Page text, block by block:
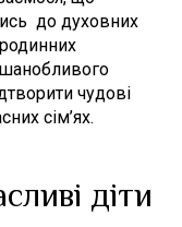
до духовних
шанобливого
чудові
сім’ях.
діти